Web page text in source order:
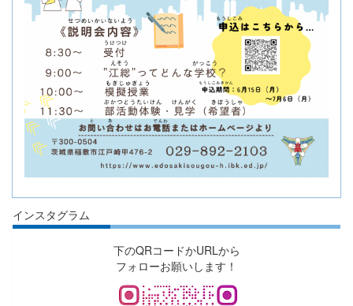
インスタグラム
下のQRコードかURLから
フォローお願いします！